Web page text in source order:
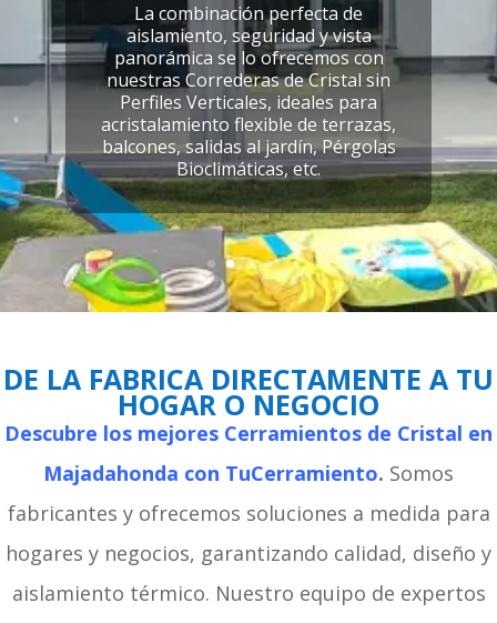
La combinación perfecta de
aislamiento, seguridad y vista
panorámica se lo ofrecemos con
nuestras Correderas de Cristal sin
Perfiles Verticales, ideales para
acristalamiento flexible de terrazas,
balcones, salidas al jardín, Pérgolas
Bioclimáticas, etc.
DE LA FABRICA DIRECTAMENTE A TU
HOGAR O NEGOCIO
Descubre los mejores Cerramientos de Cristal en
Majadahonda con TuCerramiento. Somos
fabricantes y ofrecemos soluciones a medida para
hogares y negocios, garantizando calidad, diseño y
aislamiento térmico. Nuestro equipo de expertos